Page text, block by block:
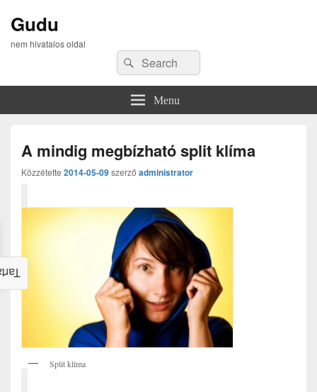
Gudu
nem hivatalos oldal
Search
for:
Search
Menu
A mindig megbízható split klíma
Közzétette 2014-05-09szerző administrator
Split klíma